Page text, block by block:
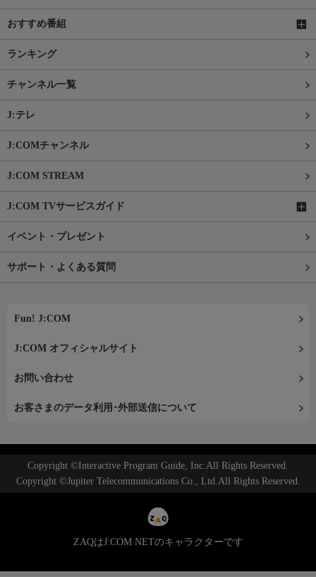
おすすめ番組
ランキング
チャンネル一覧
J:テレ
J:COMチャンネル
J:COM STREAM
J:COM TVサービスガイド
イベント・プレゼント
サポート・よくある質問
Fun! J:COM
J:COM オフィシャルサイト
お問い合わせ
お客さまのデータ利用･外部送信について
Copyright ©Interactive Program Guide, Inc.All Rights Reserved.
Copyright ©Jupiter Telecommunications Co., Ltd.All Rights Reserved.
ZAQはJ:COM NETのキャラクターです